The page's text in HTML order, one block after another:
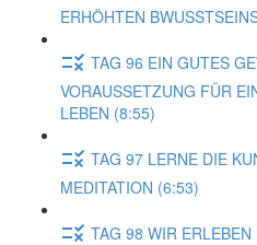
ERHÖHTEN
TAG 96 EIN GUTES
VORAUSSETZUNG FÜR
LEBEN (8:55)
TAG 97 LERNE DIE
MEDITATION (6:53)
TAG 98 WIR